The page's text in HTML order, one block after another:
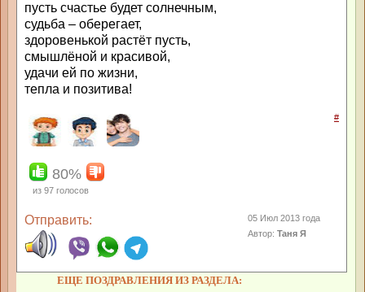
пусть счастье будет солнечным,
судьба – оберегает,
здоровенькой растёт пусть,
смышлёной и красивой,
удачи ей по жизни,
тепла и позитива!
#
80%
из 97 голосов
Отправить:
05 Июл 2013 года
Автор:Taня Я
ЕЩЕ ПОЗДРАВЛЕНИЯ ИЗ РАЗДЕЛА: